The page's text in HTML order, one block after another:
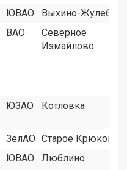
ЮВАО
Выхино-Жулебино
ВАО
Северное
Измайлово
ЮЗАО Котловка
ЗелАО Старое Крюково
ЮВАО Люблино